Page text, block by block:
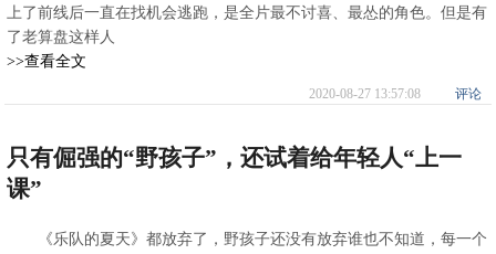
上了前线后一直在找机会逃跑，是全片最不讨喜、最怂的角色。但是有
了老算盘这样人
>>查看全文
2020-08-27 13:57:08 评论
只有倔强的“野孩子”，还试着给年轻人“上一
课”
《乐队的夏天》都放弃了，野孩子还没有放弃谁也不知道，每一个